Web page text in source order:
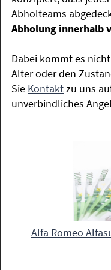
Abholteams
Abholung innerhalb
Dabei kommt es
Alter oder den
Sie Kontaktzu uns
unverbindliches
Alfa Romeo